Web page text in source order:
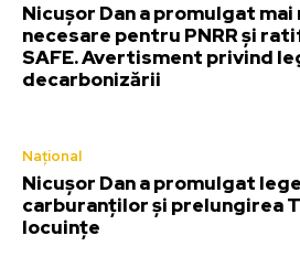
Nicușor Dan a promulgat
necesare pentru PNRR și
SAFE. Avertisment privind
decarbonizării
Național
Nicușor Dan a promulgat
carburanților și prelungirea
locuințe